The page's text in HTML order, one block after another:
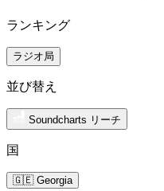
ランキング
ラジオ局
並び替え
Soundcharts リーチ
国
🇬🇪 Georgia